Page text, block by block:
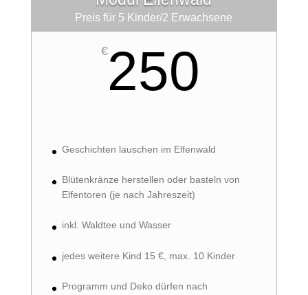
Preis für 5 Kinder/2 Erwachsene
€250
Geschichten lauschen im Elfenwald
Blütenkränze herstellen oder basteln von
Elfentoren (je nach Jahreszeit)
inkl. Waldtee und Wasser
jedes weitere Kind 15 €, max. 10 Kinder
Programm und Deko dürfen nach